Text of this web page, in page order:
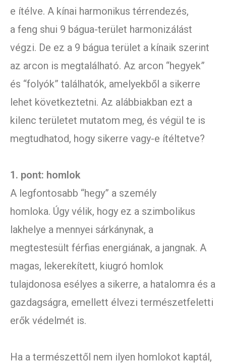
e ítélve. A kínai harmonikus térrendezés,
a feng shui 9 bágua-terület harmonizálást
végzi. De ez a 9 bágua terület a kínaik szerint
az arcon is megtalálható. Az arcon “hegyek”
és “folyók” találhatók, amelyekből a sikerre
lehet következtetni. Az alábbiakban ezt a
kilenc területet mutatom meg, és végül te is
megtudhatod, hogy sikerre vagy-e ítéltetve?
1. pont: homlok
A legfontosabb “hegy” a személy
homloka. Úgy vélik, hogy ez a szimbolikus
lakhelye a mennyei sárkánynak, a
megtestesült férfias energiának, a jangnak. A
magas, lekerekített, kiugró homlok
tulajdonosa esélyes a sikerre, a hatalomra és a
gazdagságra, emellett élvezi természetfeletti
erők védelmét is.
Ha a természettől nem ilyen homlokot kaptál,